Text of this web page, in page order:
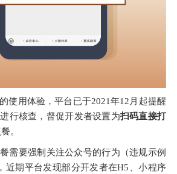
使用体验，平台已于2021年12月起提醒
行核查，督促开发者设置为扫码直接打
。
需要强制关注公众号的行为（违规示例
近期平台发现部分开发者在H5、小程序